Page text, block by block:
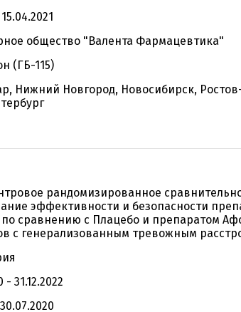
общество "Валента Фармацевтика"
(ГБ-115)
Нижний Новгород, Новосибирск,
рандомизированное
эффективности и безопасности
по сравнению с Плацебо и препаратом
с генерализованным тревожным
- 31.12.2022